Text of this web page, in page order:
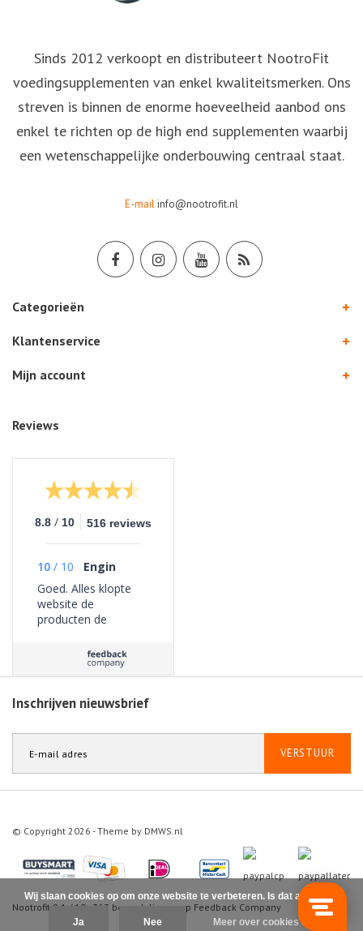
Sinds 2012 verkoopt en distributeert NootroFit
voedingsupplementen van enkel kwaliteitsmerken. Ons
streven is binnen de enorme hoeveelheid aanbod ons
enkel te richten op de high end supplementen waarbij
een wetenschappelijke onderbouwing centraal staat.
E-mailinfo@nootrofit.nl
Categorieën
Klantenservice
Mijn account
Reviews
8.8 / 10 516 reviews
10 / 10
Engin
Goed. Alles klopte
website de
producten de
problemen ervaren.
Inschrijven nieuwsbrief
VERSTUUR
© Copyright 2026 - Theme by DMWS.nl
Nootrofit 9.1 / 10 363 beoordelingen op Feedback Company
Wij slaan cookies op om onze website te verbeteren. Is dat akkoord?
Ja Nee Meer over cookies »